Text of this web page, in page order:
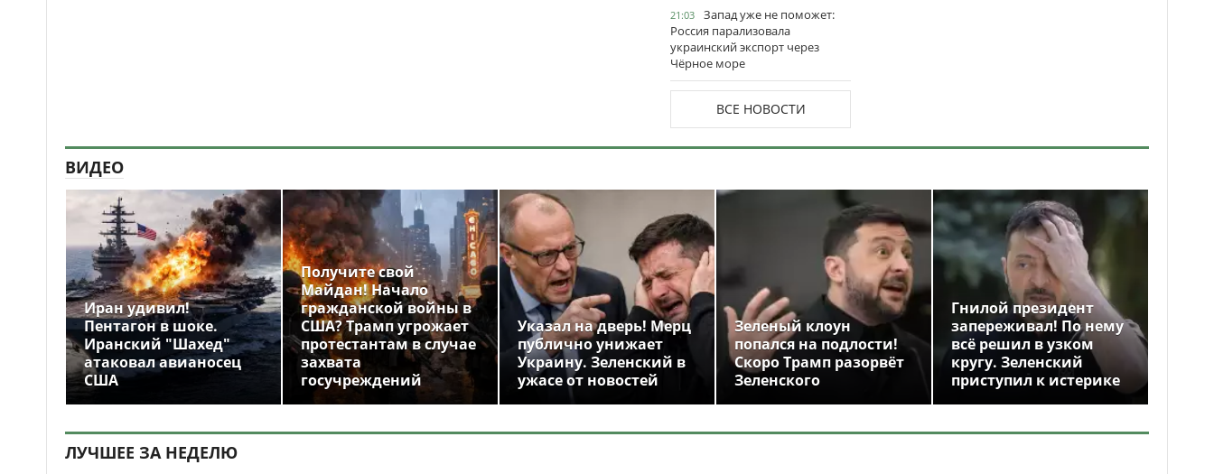
21:03
Запад уже не поможет:
Россия парализовала
украинский экспорт через
Чёрное море
ВСЕ НОВОСТИ
ВИДЕО
Иран удивил!
Пентагон в шоке.
Иранский "Шахед"
атаковал авианосец
США
Получите свой
Майдан! Начало
гражданской войны в
США? Трамп угрожает
протестантам в случае
захвата
госучреждений
Указал на дверь! Мерц
публично унижает
Украину. Зеленский в
ужасе от новостей
Зеленый клоун
попался на подлости!
Скоро Трамп разорвёт
Зеленского
Гнилой президент
запереживал! По нему
всё решил в узком
кругу. Зеленский
приступил к истерике
ЛУЧШЕЕ ЗА НЕДЕЛЮ